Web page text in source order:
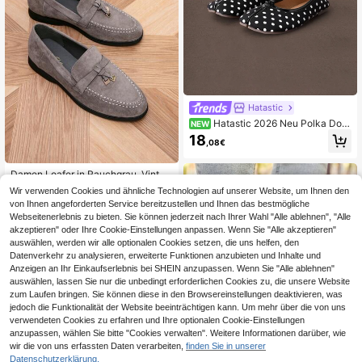
Damen Loafer in Rauchgrau, Vintag
e Metall Schnalle Slip-On Schuhe,
britischer Stil runde Zehenpartie fla
che Freizeitschuhe, bequeme weic
he Sohle lockere Schuhe, geeignet
für alle Jahreszeiten Herbst/Winter
täglicher Arbeitsweg, schlanke Sch
uhe, täglicher Lässig College Stil ei
nfarbig Freizeitschuhe Stoff Schleif
e leichter Luxus europäisch amerik
anisch böhmischer Stil Büro Urlaub
alle Jahreszeiten
22,47€
Hatastic
NEW Hatastic 2026 Neu Polka Dot
Schwarze Split-Toe Pferdehuf-Sch
uhe | Retro Flache Slip-On Schuhe
18 ,08€
Wir verwenden Cookies und ähnliche Technologien auf unserer Website, um Ihnen den
von Ihnen angeforderten Service bereitzustellen und Ihnen das bestmögliche
Webseitenerlebnis zu bieten. Sie können jederzeit nach Ihrer Wahl "Alle ablehnen", "Alle
akzeptieren" oder Ihre Cookie-Einstellungen anpassen. Wenn Sie "Alle akzeptieren"
auswählen, werden wir alle optionalen Cookies setzen, die uns helfen, den
Datenverkehr zu analysieren, erweiterte Funktionen anzubieten und Inhalte und
Anzeigen an Ihr Einkaufserlebnis bei SHEIN anzupassen. Wenn Sie "Alle ablehnen"
auswählen, lassen Sie nur die unbedingt erforderlichen Cookies zu, die unsere Website
zum Laufen bringen. Sie können diese in den Browsereinstellungen deaktivieren, was
jedoch die Funktionalität der Website beeinträchtigen kann. Um mehr über die von uns
verwendeten Cookies zu erfahren und Ihre optionalen Cookie-Einstellungen
anzupassen, wählen Sie bitte "Cookies verwalten". Weitere Informationen darüber, wie
wir die von uns erfassten Daten verarbeiten, finden Sie in unserer
Datenschutzerklärung.